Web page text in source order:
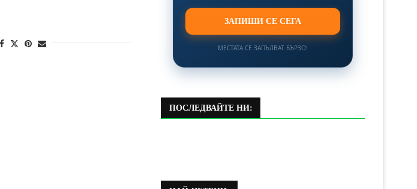
ЗАПИШИ СЕ СЕГА
МЕСТАТА СЕ ЗАПЪЛВАТ БЪРЗО!
ПОСЛЕДВАЙТЕ НИ: